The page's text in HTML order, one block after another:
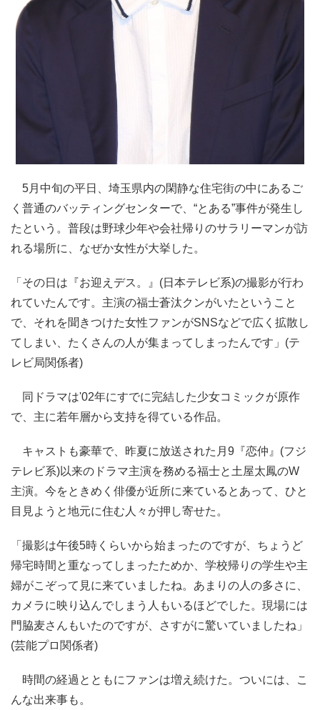
5月中旬の平日、埼玉県内の閑静な住宅街の中にあるご
く普通のバッティングセンターで、“とある”事件が発生し
たという。普段は野球少年や会社帰りのサラリーマンが訪
れる場所に、なぜか女性が大挙した。
「その日は『お迎えデス。』(日本テレビ系)の撮影が行わ
れていたんです。主演の福士蒼汰クンがいたということ
で、それを聞きつけた女性ファンがSNSなどで広く拡散し
てしまい、たくさんの人が集まってしまったんです」(テ
レビ局関係者)
同ドラマは'02年にすでに完結した少女コミックが原作
で、主に若年層から支持を得ている作品。
キャストも豪華で、昨夏に放送された月9『恋仲』(フジ
テレビ系)以来のドラマ主演を務める福士と土屋太鳳のW
主演。今をときめく俳優が近所に来ているとあって、ひと
目見ようと地元に住む人々が押し寄せた。
「撮影は午後5時くらいから始まったのですが、ちょうど
帰宅時間と重なってしまったためか、学校帰りの学生や主
婦がこぞって見に来ていましたね。あまりの人の多さに、
カメラに映り込んでしまう人もいるほどでした。現場には
門脇麦さんもいたのですが、さすがに驚いていましたね」
(芸能プロ関係者)
時間の経過とともにファンは増え続けた。ついには、こ
んな出来事も。